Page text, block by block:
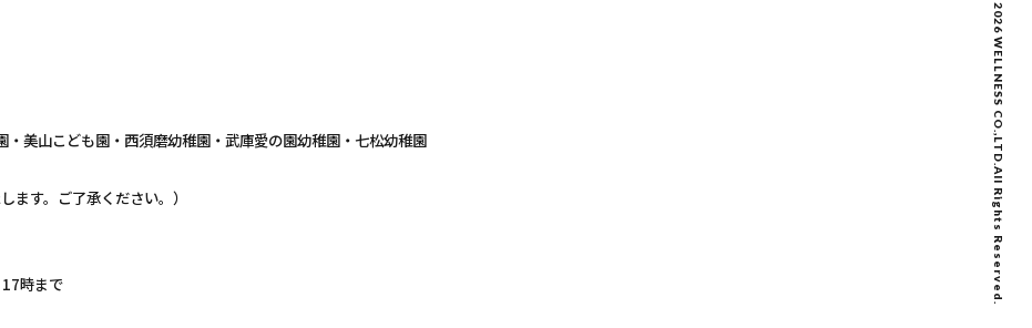
2026 WELLNESS CO.,LTD.All Rights Reserved.
美山こども園・西須磨幼稚園・武庫愛の園幼稚園・七松幼稚園
ます。ご了承ください。）
時まで